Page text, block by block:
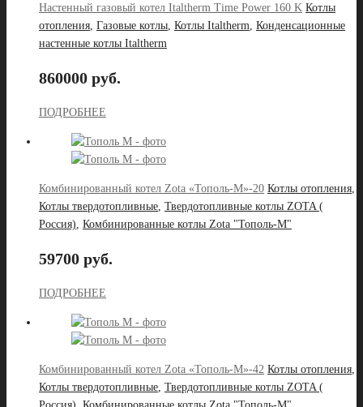
Настенный газовый котел Italtherm Time Power 160 K Котлы
отопления Газовые котлы Котлы Italtherm Конденсационные
настенные котлы Italtherm
860000 руб.
ПОДРОБНЕЕ
Комбинированный котел Zota «Тополь-М»-20 Котлы отопления
Котлы твердотопливные Твердотопливные котлы ZOTA (
Россия) Комбинированные котлы Zota "Тополь-М"
59700 руб.
ПОДРОБНЕЕ
Комбинированный котел Zota «Тополь-М»-42 Котлы отопления,
Котлы твердотопливные, Твердотопливные котлы ZOTA (